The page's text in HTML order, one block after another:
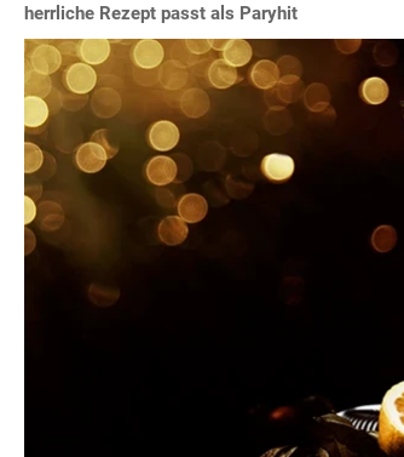
herrliche Rezept passt als Paryhit